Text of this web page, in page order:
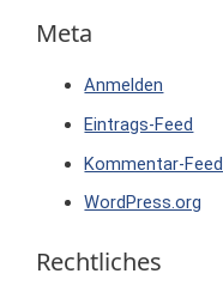
Meta
Anmelden
Eintrags-Feed
Kommentar-Feed
WordPress.org
Rechtliches